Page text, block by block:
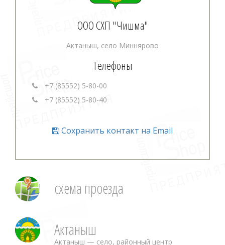
ООО СХП "Чишма"
Актаныш, село Миннярово
Телефоны
+7 (85552) 5-80-00
+7 (85552) 5-80-40
Сохранить контакт на Email
схема проезда
Актаныш
Актаныш — село, районный центр